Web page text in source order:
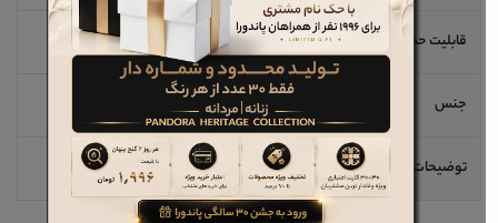
قابلیت حمل لپ تاپ خیر
جنس چرم طبیعی
توضیحات مهم ظرفیت کارت: 10عدد